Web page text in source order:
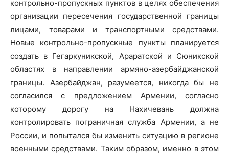
контрольно-пропускных пунктов в целях обеспечения
организации пересечения государственной границы
лицами, товарами и транспортными средствами.
Новые контрольно-пропускные пункты планируется
создать в Гегаркуникской, Араратской и Сюникской
областях в направлении армяно-азербайджанской
границы. Азербайджан, разумеется, никогда бы не
согласился с предложением Армении, согласно
которому дорогу на Нахичевань должна
контролировать пограничная служба Армении, а не
России, и попытался бы изменить ситуацию в регионе
военными средствами. Таким образом, именно в этом